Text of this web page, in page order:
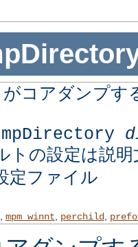
コアダンプす
トの設定は説
定ファイル
mpm_winnt perchild,